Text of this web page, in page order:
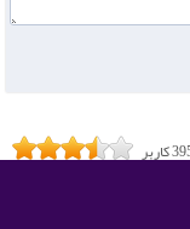
کاربر